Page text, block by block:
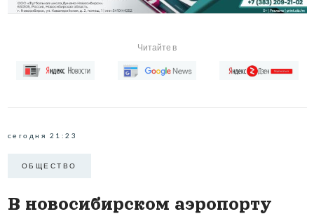
Читайте в
сегодня 21:23
ОБЩЕСТВО
В новосибирском аэропорту